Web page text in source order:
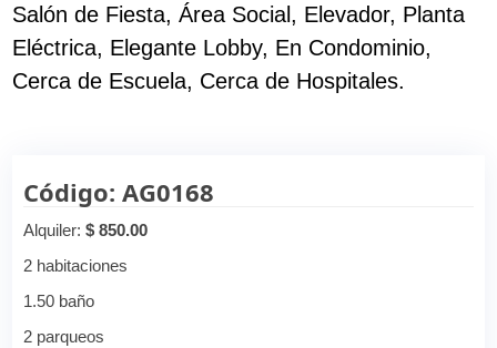
Salón de Fiesta, Área Social, Elevador, Planta
Eléctrica, Elegante Lobby, En Condominio,
Cerca de Escuela, Cerca de Hospitales.
Código: AG0168
Alquiler:$ 850.00
2 habitaciones
1.50 baño
2 parqueos